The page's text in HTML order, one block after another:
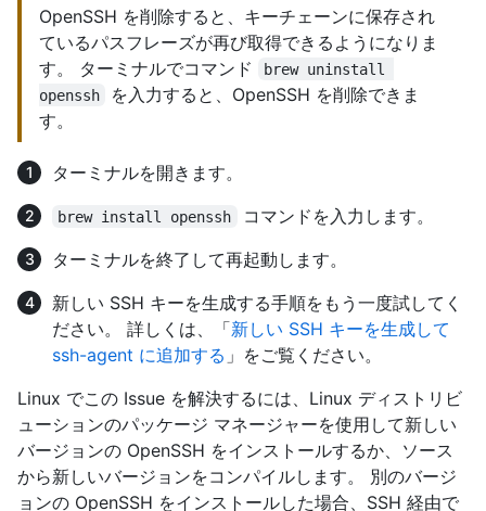
OpenSSH を削除すると、キーチェーンに保存され
ているパスフレーズが再び取得できるようになりま
す。 ターミナルでコマンド
brew uninstall
openssh
を入力すると、OpenSSH を削除できま
す。
ターミナルを開きます。
brew install openssh
コマンドを入力します。
ターミナルを終了して再起動します。
新しい SSH キーを生成する手順をもう一度試してく
ださい。 詳しくは、「新しい SSH キーを生成して
ssh-agent に追加する 」をご覧ください。
Linux でこの Issue を解決するには、Linux ディストリビ
ューションのパッケージ マネージャーを使用して新しい
バージョンの OpenSSH をインストールするか、ソース
から新しいバージョンをコンパイルします。 別のバージ
ョンの OpenSSH をインストールした場合、SSH 経由で